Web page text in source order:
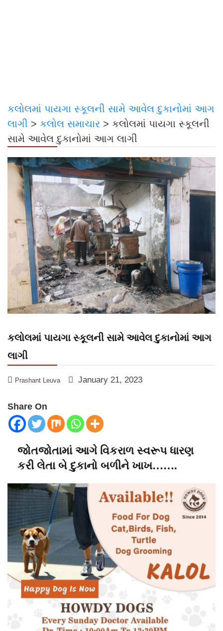
કલોલમાં પાયગા સ્કૂલની સામે આવેલ દુકાનોમાં આગ
લાગી > કલોલ સમાચાર > કલોલમાં પાયગા સ્કૂલની
સામે આવેલ દુકાનોમાં આગ લાગી
કલોલમાં પાયગા સ્કૂલની સામે આવેલ દુકાનોમાં આગ
લાગી
Prashant Leuva January 21, 2023
Share On
જોતજોતામાં આગે વિકરાળ સ્વરૂપ ધારણ
કરી લેતા બે દુકાનો બળીને ખાખ…….